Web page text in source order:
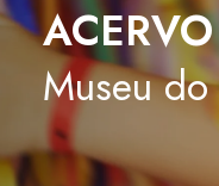
ACERVO
Museu do